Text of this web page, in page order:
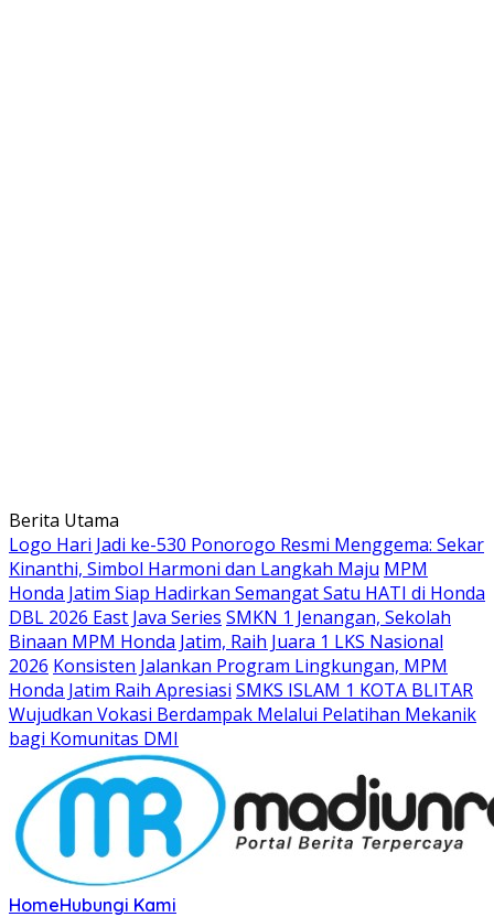
Langsung
ke
konten
Berita Utama
Logo Hari Jadi ke-530 Ponorogo Resmi Menggema: Sekar
Kinanthi, Simbol Harmoni dan Langkah Maju MPM
Honda Jatim Siap Hadirkan Semangat Satu HATI di Honda
DBL 2026 East Java Series SMKN 1 Jenangan, Sekolah
Binaan MPM Honda Jatim, Raih Juara 1 LKS Nasional
2026 Konsisten Jalankan Program Lingkungan, MPM
Honda Jatim Raih Apresiasi SMKS ISLAM 1 KOTA BLITAR
Wujudkan Vokasi Berdampak Melalui Pelatihan Mekanik
bagi Komunitas DMI
HomeHubungi Kami